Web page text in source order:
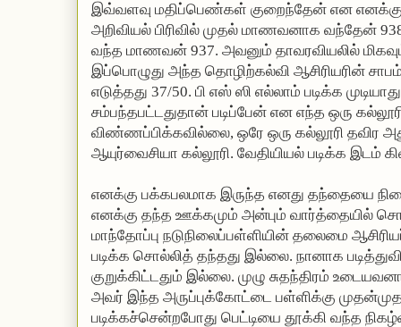
இவ்வளவு மதிப்பெண்கள் குறைந்தேன் என எனக்கு
அறிவியல் பிரிவில் முதல் மாணவனாக வந்தேன்
வந்த மாணவன் 937. அவனும் தாவரவியலில்
இப்பொழுது அந்த தொழிற்கல்வி ஆசிரியரின்
எடுத்தது 37/50. பி எஸ் ஸி எல்லாம் படிக்க
சம்பந்தபட்டதுதான் படிப்பேன் என எந்த ஒரு
விண்ணப்பிக்கவில்லை, ஒரே ஒரு கல்லூரி தவிர
ஆயுர்வைசியா கல்லூரி. வேதியியல் படிக்க இடம்
எனக்கு பக்கபலமாக இருந்த எனது தந்தையை
எனக்கு தந்த ஊக்கமும் அன்பும் வார்த்தையில்
மாந்தோப்பு நடுநிலைப்பள்ளியின் தலைமை
படிக்க சொல்லித் தந்தது இல்லை. நானாக
குறுக்கிட்டதும் இல்லை. முழு சுதந்திரம்
அவர் இந்த அருப்புக்கோட்டை பள்ளிக்கு
படிக்கச்சென்றபோது பெட்டியை தூக்கி வந்த